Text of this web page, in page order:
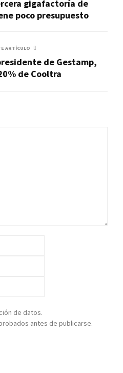
gigafactoría de
poco presupuesto
ARTÍCULO
de Gestamp,
de Cooltra
de datos.
antes de publicarse.